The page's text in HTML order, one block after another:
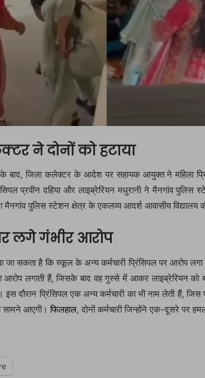
ने दोनों को हटाया
के बाद, जिला कलेक्टर के आदेश पर सहायक आयुक्त ने महिला
प्रवीन दहिया और लाइब्रेरियन मधुरानी ने मैनगांव
मैनगांव पुलिस स्टेशन क्षेत्र के एकलव्य आदर्श आवासीय विद्यालय
लगे गंभीर आरोप
जा सकता है कि स्कूल के अन्य कर्मचारी प्रिंसिपल पर आरोप लगा
लगाती हैं, जिसके बाद वह गुस्से में आकर लाइब्रेरियन को
इस दौरान प्रिंसिपल एक अन्य कर्मचारी का भी नाम लेती हैं,
सामने आएगी।फिलहाल, दोनों कर्मचारी जिन्होंने एक-दूसरे पर